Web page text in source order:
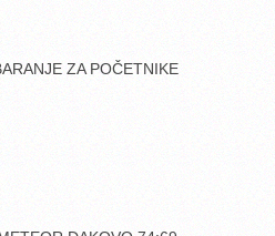
ZA POČETNIKE